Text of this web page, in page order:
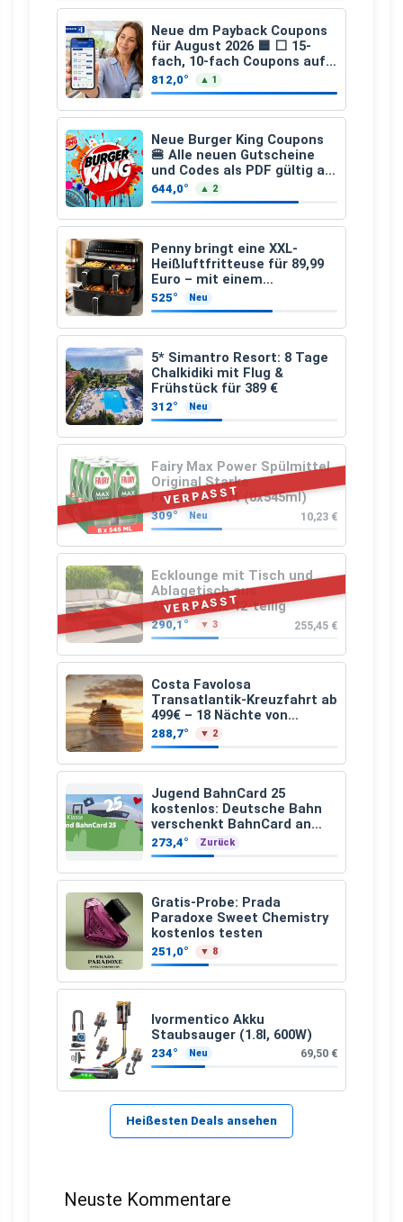
Neue dm Payback Coupons
für August 2026 🟦 ⬜ 15-
fach, 10-fach Coupons auf
den gesamten Einkauf ab 2
€
812,0° ▲ 1
Neue Burger King Coupons
🍔 Alle neuen Gutscheine
und Codes als PDF gültig ab
25.07.2026 bis 04.09.2026
644,0° ▲ 2
Penny bringt eine XXL-
Heißluftfritteuse für 89,99
Euro – mit einem
besonderen Vorteil
525° Neu
5* Simantro Resort: 8 Tage
Chalkidiki mit Flug &
Frühstück für 389 €
312° Neu
VERPASST
Fairy Max Power Spülmittel
Original Starke
Fettlösekraft (8x545ml)
309° Neu 10,23 €
VERPASST
Ecklounge mit Tisch und
Ablagetisch aus
Akazienholz 12-teilig
290,1° ▼ 3 255,45 €
Costa Favolosa
Transatlantik-Kreuzfahrt ab
499€ – 18 Nächte von
Hamburg nach Guadeloupe
288,7° ▼ 2
Jugend BahnCard 25
kostenlos: Deutsche Bahn
verschenkt BahnCard an
Kinder und Jugendliche
273,4° Zurück
Gratis-Probe: Prada
Paradoxe Sweet Chemistry
kostenlos testen
251,0° ▼ 8
Ivormentico Akku
Staubsauger (1.8l, 600W)
234° Neu 69,50 €
Heißesten Deals ansehen
Neuste Kommentare